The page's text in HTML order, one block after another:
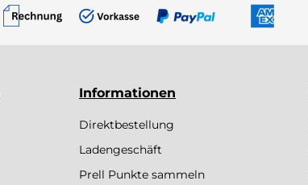
Informationen
Direktbestellung
Ladengeschäft
Prell Punkte sammeln